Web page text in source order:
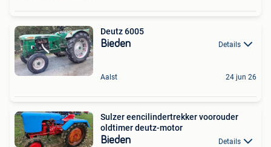
Deutz 6005
Bieden Details
Aalst 24 jun 26
Sulzer eencilindertrekker voorouder
oldtimer deutz-motor
Bieden Details